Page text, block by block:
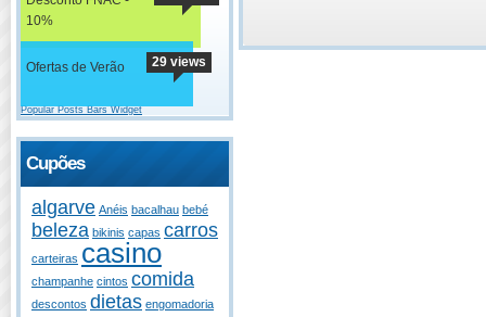
10%
Ofertas de Verão 29 views
Popular Posts Bars Widget
Cupões
algarve Anéis bacalhau bebé
beleza bikinis capas carros
carteiras casino
champanhe cintos comida
descontos dietas engomadoria